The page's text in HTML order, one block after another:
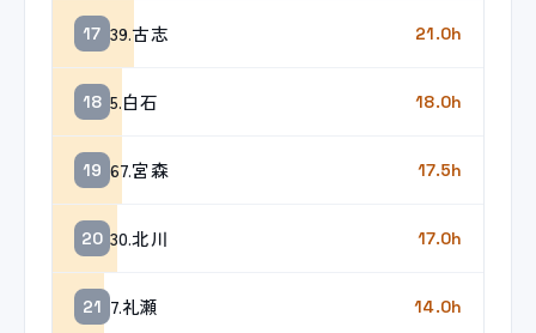
17 39.古志 21.0h
18 5.白石 18.0h
19 67.宮森 17.5h
20 30.北川 17.0h
21 7.礼瀬 14.0h